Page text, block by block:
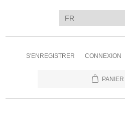
S'ENREGISTRER CONNEXION
PANIER